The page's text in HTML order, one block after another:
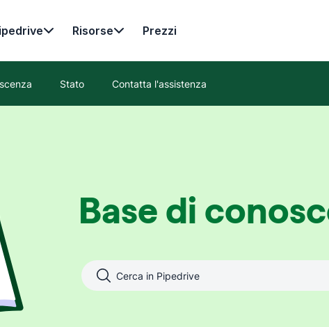
Risorse Prezzi
Stato Contatta l'assistenza
Base di